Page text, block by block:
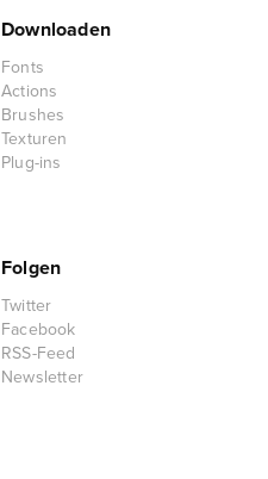
Downloaden
Fonts
Actions
Brushes
Texturen
Plug-ins
Folgen
Twitter
Facebook
RSS-Feed
Newsletter